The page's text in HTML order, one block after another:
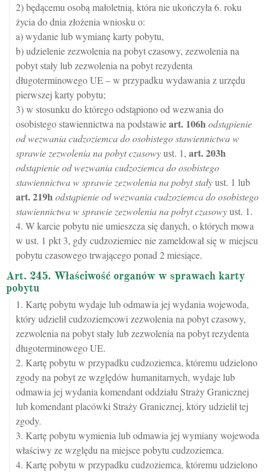
2) będącemu osobą małoletnią, która nie ukończyła 6. roku
życia do dnia złożenia wniosku o:
a) wydanie lub wymianę karty pobytu,
b) udzielenie zezwolenia na pobyt czasowy, zezwolenia na
pobyt stały lub zezwolenia na pobyt rezydenta
długoterminowego UE – w przypadku wydawania z urzędu
pierwszej karty pobytu;
3) w stosunku do którego odstąpiono od wezwania do
osobistego stawiennictwa na podstawieart. 106hodstąpienie
od wezwania cudzoziemca do osobistego stawiennictwa w
sprawie zezwolenia na pobyt czasowyust. 1, art.203h
odstąpienie od wezwania cudzoziemca do osobistego
stawiennictwa w sprawie zezwolenia na pobyt stałyust. 1 lub
art.219hodstąpienie od wezwania cudzoziemca do osobistego
stawiennictwa w sprawie zezwolenia na pobyt czasowyust. 1.
4. W karcie pobytu nie umieszcza się danych, o których mowa
w ust. 1 pkt 3, gdy cudzoziemiec nie zameldował się w miejscu
pobytu czasowego trwającego ponad 2 miesiące.
Art. 245. Właściwość organów w sprawach karty
pobytu
1. Kartę pobytu wydaje lub odmawia jej wydania wojewoda,
który udzielił cudzoziemcowi zezwolenia na pobyt czasowy,
zezwolenia na pobyt stały lub zezwolenia na pobyt rezydenta
długoterminowego UE.
2. Kartę pobytu w przypadku cudzoziemca, któremu udzielono
zgody na pobyt ze względów humanitarnych, wydaje lub
odmawia jej wydania komendant oddziału Straży Granicznej
lub komendant placówki Straży Granicznej, który udzielił tej
zgody.
3. Kartę pobytu wymienia lub odmawia jej wymiany wojewoda
właściwy ze względu na miejsce pobytu cudzoziemca.
4. Kartę pobytu w przypadku cudzoziemca, któremu udzielono